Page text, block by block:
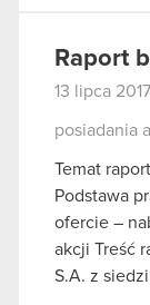
Raport
13 lipca 2017
posiadania
Temat
Podstawa
ofercie –
akcji Treść
S.A. z